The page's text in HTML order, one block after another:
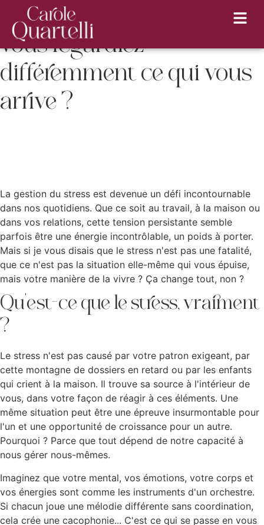
Gestion du stress : et si
vous regardiez
différemment ce qui vous
arrive ?
La gestion du stress est devenue un défi incontournable
dans nos quotidiens. Que ce soit au travail, à la maison ou
dans vos relations, cette tension persistante semble
parfois être une énergie incontrôlable, un poids à porter.
Mais si je vous disais que le stress n'est pas une fatalité,
que ce n'est pas la situation elle-même qui vous épuise,
mais votre manière de la vivre ? Ça change tout, non ?
Qu'est-ce que le stress, vraiment
?
Le stress n'est pas causé par votre patron exigeant, par
cette montagne de dossiers en retard ou par les enfants
qui crient à la maison. Il trouve sa source à l'intérieur de
vous, dans votre façon de réagir à ces éléments. Une
même situation peut être une épreuve insurmontable pour
l'un et une opportunité de croissance pour un autre.
Pourquoi ? Parce que tout dépend de notre capacité à
nous gérer nous-mêmes.
Imaginez que votre mental, vos émotions, votre corps et
vos énergies sont comme les instruments d'un orchestre.
Si chacun joue une mélodie différente sans coordination,
cela crée une cacophonie... C'est ce qui se passe en vous